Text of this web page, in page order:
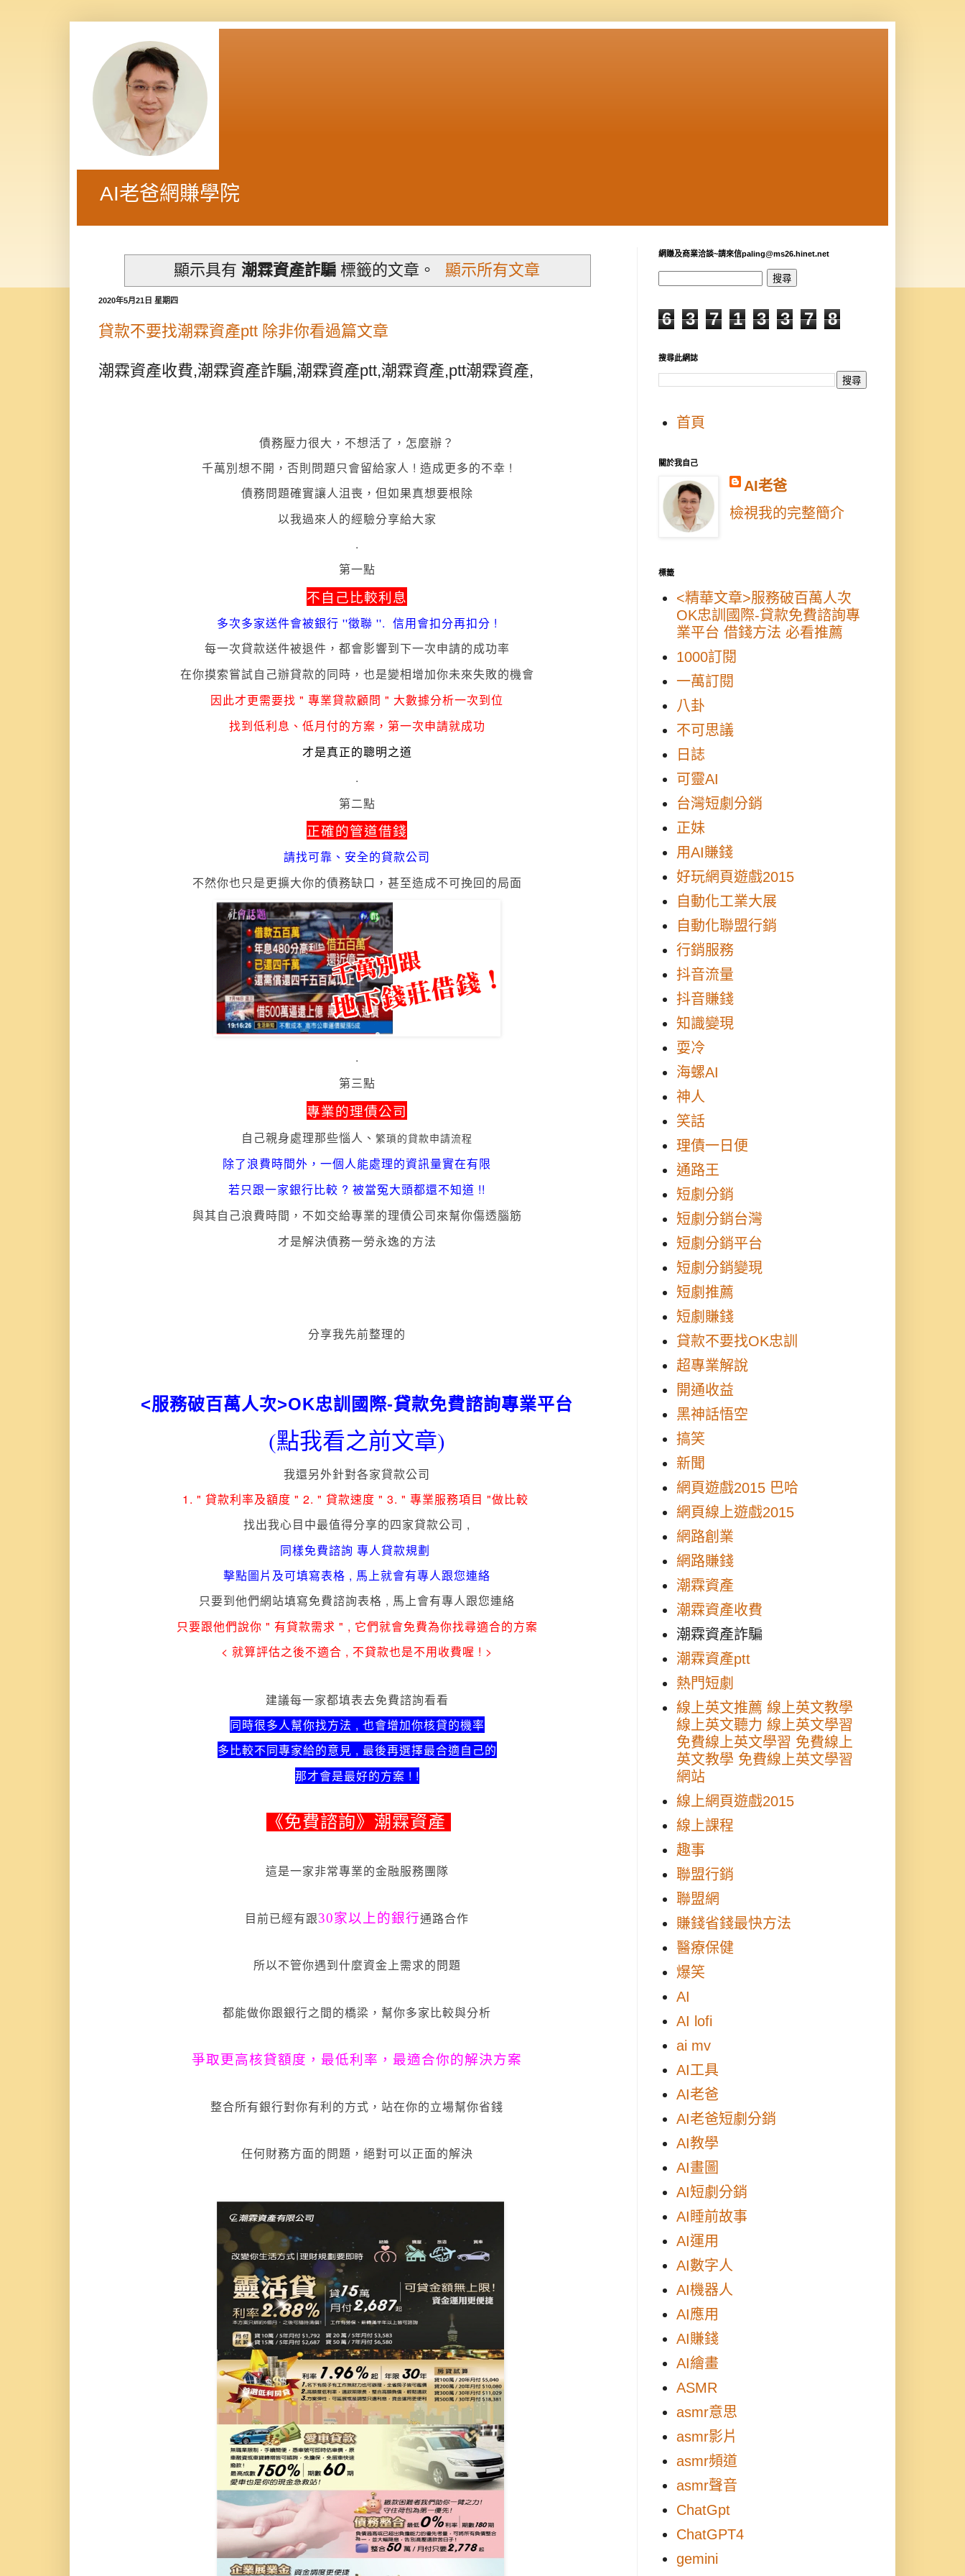
AI老爸網賺學院
顯示具有 潮霖資產詐騙標籤的文章。 顯示所有文章
2020年5月21日 星期四
貸款不要找潮霖資產ptt 除非你看過篇文章
潮霖資產收費,潮霖資產詐騙,潮霖資產ptt,潮霖資產,ptt潮霖資產,
債務壓力很大，不想活了，怎麼辦？
千萬別想不開，否則問題只會留給家人 ! 造成更多的不幸 !
債務問題確實讓人沮喪 ，但如果真想要根除
以我過來人的經驗分享給大家
.
第一點
不自己比較利息
多次多家送件會被銀行 ''徵聯 ''. 信用會扣分再扣分 !
每一次貸款送件被退件 ，都會影響到下一次申請的成功率
在你摸索嘗試自己辦貸款的同時 ，也是變相增加你未來失敗的機會
因此才更需要找 " 專業貸款顧問 " 大數據分析一次到位
找到低利息 、低月付的方案 ，第一次申請就成功
才是真正的聰明之道
.
第二點
正確的管道借錢
請找可靠 、 安全的貸款公司
不然你也只是更擴大你的債務缺口 ， 甚至造成不可挽回的局面
.
第三點
專業的理債公司
自己親身處理那些惱人 、 繁瑣的貸款申請流程
除了浪費時間外 ，一個人能處理的資訊量實在有限
若只跟一家銀行比較 ? 被當冤大頭都還不知道 !!
與其自己浪費時間 ，不如交給專業的理債公司來幫你傷透腦筋
才是解決債務一勞永逸的方法
分享我先前整理的
<服務破百萬人次>OK忠訓國際-貸款免費諮詢專業平台
(點我看之前文章)
我還另外針對各家貸款公司
1. " 貸款利率及額度 " 2. " 貸款速度 " 3. " 專業服務項目 "做比較
找出我心目中最值得分享的四家貸款公司 ,
同樣免費諮詢 專人貸款規劃
擊點圖片及可填寫表格 , 馬上就會有專人跟您連絡
只要到他們網站填寫免費諮詢表格 , 馬上會有專人跟您連絡
只要跟他們說你 " 有貸款需求 " , 它們就會免費為你找尋適合的方案
< 就算評估之後不適合 , 不貸款也是不用收費喔 ! >
建議每一家都填表去免費諮詢看看
同時很多人幫你找方法 , 也會增加你核貸的機率
多比較不同專家給的意見 , 最後再選擇最合適自己的
那才會是最好的方案 ! !
《免費諮詢》潮霖資產
這是一家非常專業的金融服務團隊
目前已經有跟30家以上的銀行通路合作
所以不管你遇到什麼資金上需求的問題
都能做你跟銀行之間的橋梁，幫你多家比較與分析
爭取更高核貸額度，最低利率，最適合你的解決方案
整合所有銀行對你有利的方式，站在你的立場幫你省錢
任何財務方面的問題，絕對可以正面的解決
網賺及商業洽談~請來信paling@ms26.hinet.net
6 3 7 1 3 3 7 8
搜尋此網誌
首頁
關於我自己
AI老爸
檢視我的完整簡介
標籤
<精華文章>服務破百萬人次
OK忠訓國際-貸款免費諮詢專
業平台 借錢方法 必看推薦
1000訂閱
一萬訂閱
八卦
不可思議
日誌
可靈AI
台灣短劇分銷
正妹
用AI賺錢
好玩網頁遊戲2015
自動化工業大展
自動化聯盟行銷
行銷服務
抖音流量
抖音賺錢
知識變現
耍冷
海螺AI
神人
笑話
理債一日便
通路王
短劇分銷
短劇分銷台灣
短劇分銷平台
短劇分銷變現
短劇推薦
短劇賺錢
貸款不要找OK忠訓
超專業解說
開通收益
黑神話悟空
搞笑
新聞
網頁遊戲2015 巴哈
網頁線上遊戲2015
網路創業
網路賺錢
潮霖資產
潮霖資產收費
潮霖資產詐騙
潮霖資產ptt
熱門短劇
線上英文推薦 線上英文教學
線上英文聽力 線上英文學習
免費線上英文學習 免費線上
英文教學 免費線上英文學習
網站
線上網頁遊戲2015
線上課程
趣事
聯盟行銷
聯盟網
賺錢省錢最快方法
醫療保健
爆笑
AI
AI lofi
ai mv
AI工具
AI老爸
AI老爸短劇分銷
AI教學
AI畫圖
AI短劇分銷
AI睡前故事
AI運用
AI數字人
AI機器人
AI應用
AI賺錢
AI繪畫
ASMR
asmr意思
asmr影片
asmr頻道
asmr聲音
ChatGpt
ChatGPT4
gemini